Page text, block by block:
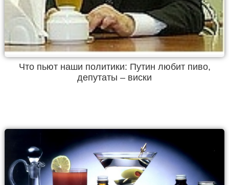
Что пьют наши политики: Путин любит пиво,
депутаты – виски